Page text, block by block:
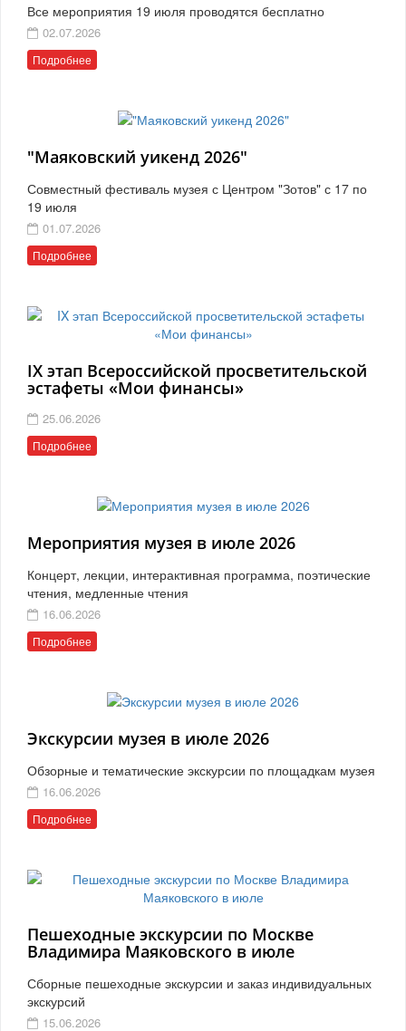
Все мероприятия 19 июля проводятся бесплатно
02.07.2026
Подробнее
"Маяковский уикенд 2026"
Совместный фестиваль музея с Центром "Зотов" с 17 по
19 июля
01.07.2026
Подробнее
IX этап Всероссийской просветительской
эстафеты «Мои финансы»
25.06.2026
Подробнее
Мероприятия музея в июле 2026
Концерт, лекции, интерактивная программа, поэтические
чтения, медленные чтения
16.06.2026
Подробнее
Экскурсии музея в июле 2026
Обзорные и тематические экскурсии по площадкам музея
16.06.2026
Подробнее
Пешеходные экскурсии по Москве
Владимира Маяковского в июле
Сборные пешеходные экскурсии и заказ индивидуальных
экскурсий
15.06.2026